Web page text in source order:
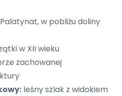
w pobliżu doliny
w XII wieku
zachowanej
leśny szlak z widokiem